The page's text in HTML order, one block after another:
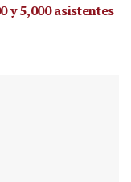
y 5,000 asistentes